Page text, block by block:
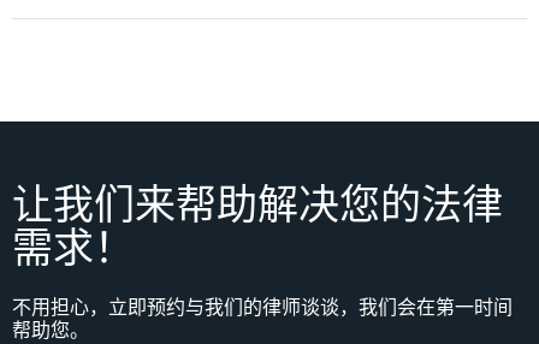
让我们来帮助解决您的法律
需求！
不用担心，立即预约与我们的律师谈谈，我们会在第一时间
帮助您。